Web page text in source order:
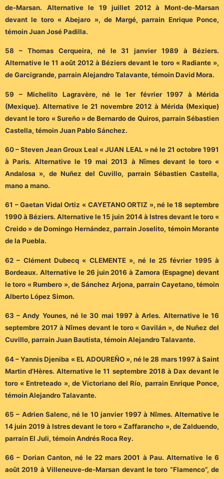
de-Marsan. Alternative le 19 juillet 2012 à Mont-de-Marsan
devant le toro « Abejaro », de Margé, parrain Enrique Ponce,
témoin Juan José Padilla.
58 – Thomas Cerqueira, né le 31 janvier 1989 à Béziers.
Alternative le 11 août 2012 à Béziers devant le toro « Radiante »,
de Garcigrande, parrain Alejandro Talavante, témoin David Mora.
59 – Michelito Lagravère, né le 1er février 1997 à Mérida
(Mexique). Alternative le 21 novembre 2012 à Mérida (Mexique)
devant le toro « Sureño » de Bernardo de Quiros, parrain Sébastien
Castella, témoin Juan Pablo Sánchez.
60 – Steven Jean Groux Leal « JUAN LEAL » né le 21 octobre 1991
à Paris. Alternative le 19 mai 2013 à Nîmes devant le toro «
Andalosa », de Nuñez del Cuvillo, parrain Sébastien Castella,
mano a mano.
61 – Gaetan Vidal Ortiz « CAYETANO ORTIZ », né le 18 septembre
1990 à Béziers. Alternative le 15 juin 2014 à Istres devant le toro «
Creido » de Domingo Hernández, parrain Joselito, témoin Morante
de la Puebla.
62 – Clément Dubecq « CLEMENTE », né le 25 février 1995 à
Bordeaux. Alternative le 26 juin 2016 à Zamora (Espagne) devant
le toro « Rumbero », de Sánchez Arjona, parrain Cayetano, témoin
Alberto López Simon.
63 – Andy Younes, né le 30 mai 1997 à Arles. Alternative le 16
septembre 2017 à Nîmes devant le toro « Gavilán », de Nuñez del
Cuvillo, parrain Juan Bautista, témoin Alejandro Talavante.
64 – Yannis Djeniba « EL ADOUREÑO », né le 28 mars 1997 à Saint
Martin d’Hères. Alternative le 11 septembre 2018 à Dax devant le
toro « Entreteado », de Victoriano del Río, parrain Enrique Ponce,
témoin Alejandro Talavante.
65 – Adrien Salenc, né le 10 janvier 1997 à Nîmes. Alternative le
14 juin 2019 à Istres devant le toro « Zaffarancho », de Zalduendo,
parrain El Juli, témoin Andrés Roca Rey.
66 – Dorian Canton, né le 22 mars 2001 à Pau. Alternative le 6
août 2019 à Villeneuve-de-Marsan devant le toro “Flamenco”, de